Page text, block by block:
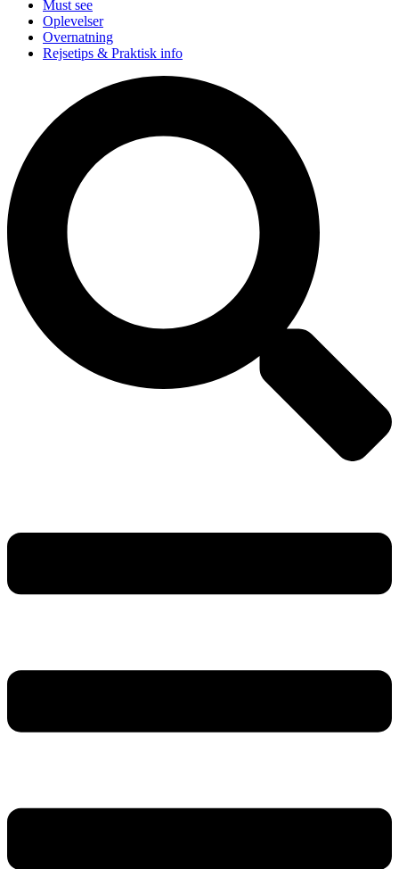
Must see
Oplevelser
Overnatning
Rejsetips & Praktisk info